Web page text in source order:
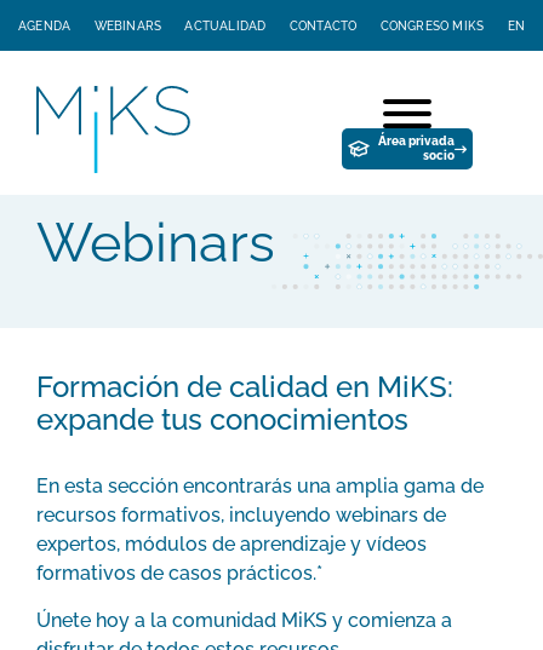
AGENDA WEBINARS ACTUALIDAD CONTACTO CONGRESO MIKS EN
Área privada
socio
Webinars
Formación de calidad en MiKS:
expande tus conocimientos
En esta sección encontrarás una amplia gama de
recursos formativos, incluyendo webinars de
expertos, módulos de aprendizaje y vídeos
formativos de casos prácticos.*
Únete hoy a la comunidad MiKS y comienza a